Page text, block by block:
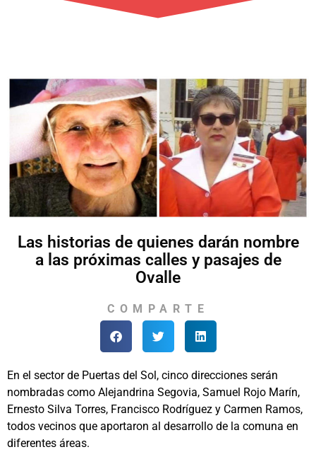
Las historias de quienes darán nombre
a las próximas calles y pasajes de
Ovalle
COMPARTE
En el sector de Puertas del Sol, cinco direcciones serán
nombradas como Alejandrina Segovia, Samuel Rojo Marín,
Ernesto Silva Torres, Francisco Rodríguez y Carmen Ramos,
todos vecinos que aportaron al desarrollo de la comuna en
diferentes áreas.